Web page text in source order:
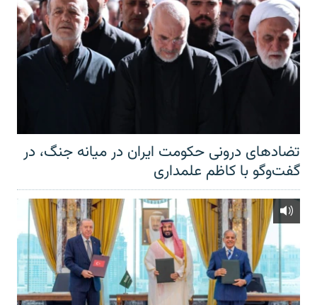
تضادهای درونی حکومت ایران در میانه جنگ، در
گفت‌‌وگو با کاظم علمداری